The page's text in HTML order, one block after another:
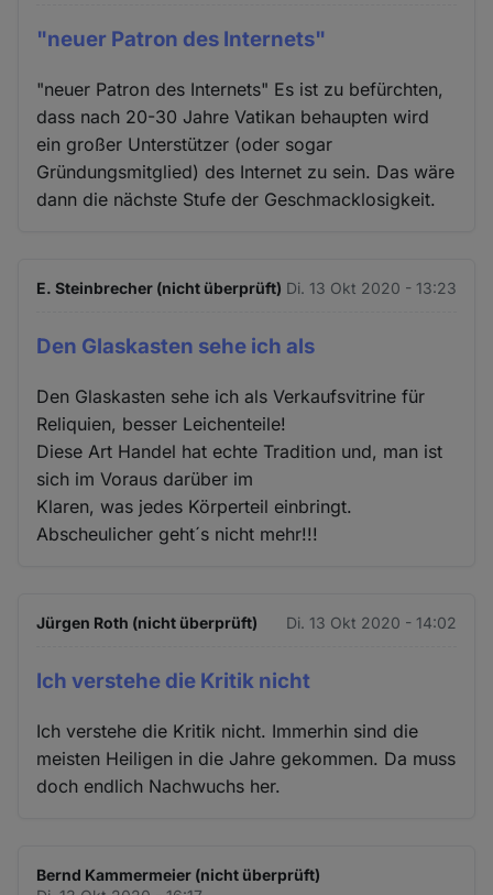
"neuer Patron des Internets"
"neuer Patron des Internets" Es ist zu befürchten,
dass nach 20-30 Jahre Vatikan behaupten wird
ein großer Unterstützer (oder sogar
Gründungsmitglied) des Internet zu sein. Das wäre
dann die nächste Stufe der Geschmacklosigkeit.
E. Steinbrecher (nicht überprüft) Di. 13 Okt 2020 - 13:23
Den Glaskasten sehe ich als
Den Glaskasten sehe ich als Verkaufsvitrine für
Reliquien, besser Leichenteile!
Diese Art Handel hat echte Tradition und, man ist
sich im Voraus darüber im
Klaren, was jedes Körperteil einbringt.
Abscheulicher geht´s nicht mehr!!!
Jürgen Roth (nicht überprüft) Di. 13 Okt 2020 - 14:02
Ich verstehe die Kritik nicht
Ich verstehe die Kritik nicht. Immerhin sind die
meisten Heiligen in die Jahre gekommen. Da muss
doch endlich Nachwuchs her.
Bernd Kammermeier (nicht überprüft)